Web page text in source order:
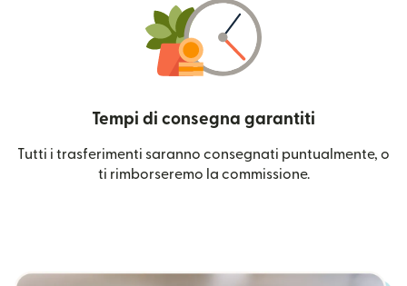
Tempi di consegna garantiti
Tutti i trasferimenti saranno consegnati puntualmente, o
ti rimborseremo la commissione.